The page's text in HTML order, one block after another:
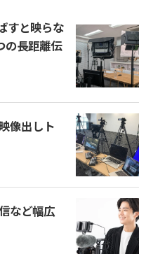
すと映らな
の長距離伝
像出しト
など幅広